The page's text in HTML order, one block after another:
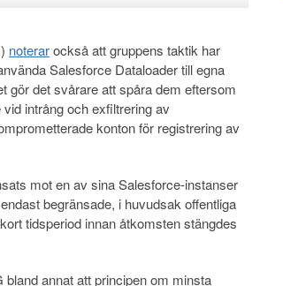
noterarockså att gruppens taktik har
Salesforce Dataloader till egna
gör det svårare att spåra dem eftersom
intrång och exfiltrering av
konton för registrering av
mot en av sina Salesforce-instanser
begränsade, i huvudsak offentliga
tidsperiod innan åtkomsten stängdes
annat att principen om minsta